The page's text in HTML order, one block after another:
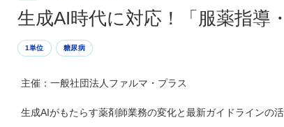
生成AI時代に対応！「服薬指導
1単位 糖尿病
主催：一般社団法人ファルマ・プラス
生成AIがもたらす薬剤師業務の変化と最新ガイドラインの